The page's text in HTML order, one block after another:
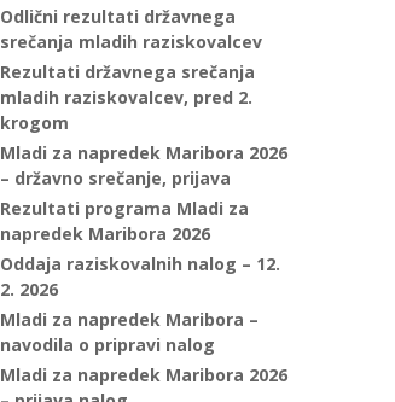
Partnerji
Transparentnost delovanja
Odlični rezultati državnega
srečanja mladih raziskovalcev
Rezultati državnega srečanja
mladih raziskovalcev, pred 2.
krogom
Mladi za napredek Maribora 2026
– državno srečanje, prijava
Rezultati programa Mladi za
napredek Maribora 2026
Oddaja raziskovalnih nalog – 12.
2. 2026
Mladi za napredek Maribora –
navodila o pripravi nalog
Mladi za napredek Maribora 2026